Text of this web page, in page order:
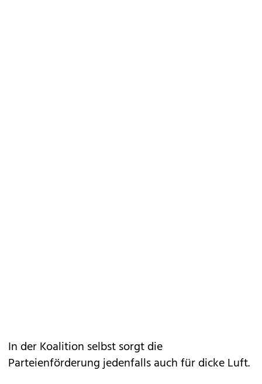
In der Koalition selbst sorgt die
Parteienförderung jedenfalls auch für dicke Luft.